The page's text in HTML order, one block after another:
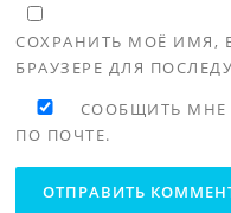
СОХРАНИТЬ МОЁ ИМЯ,
БРАУЗЕРЕ ДЛЯ
СООБЩИТЬ МНЕ
ПО ПОЧТЕ.